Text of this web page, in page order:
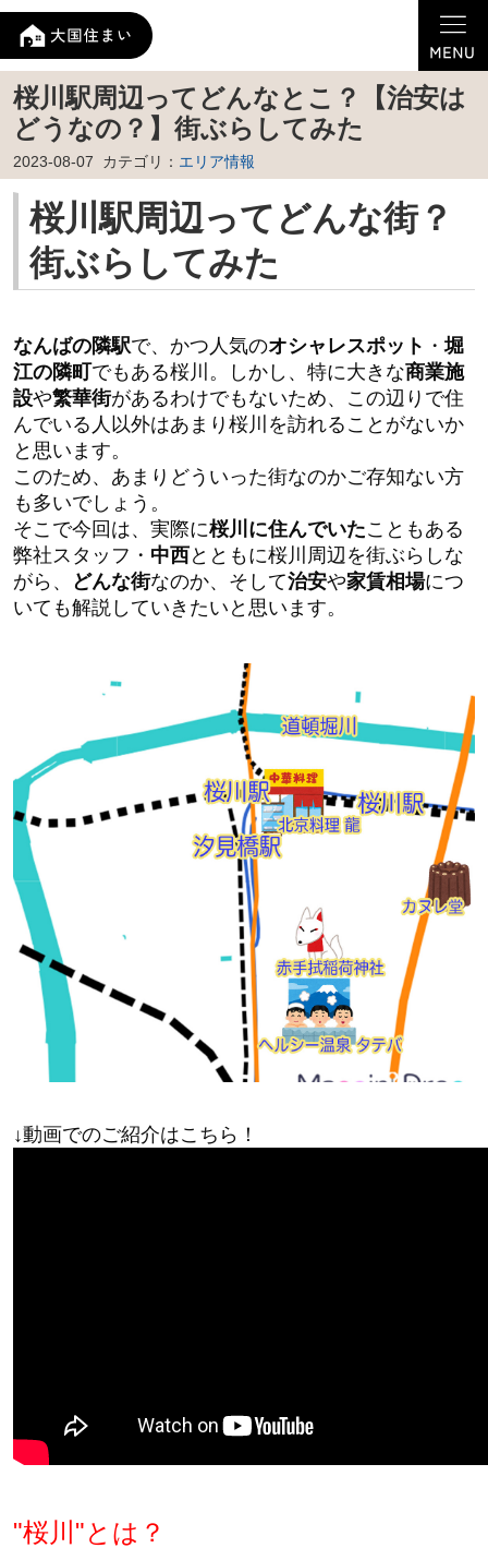
桜川駅周辺ってどんなとこ？【治安は
どうなの？】街ぶらしてみた
2023-08-07 カテゴリ： エリア情報
桜川駅周辺ってどんな街？
街ぶらしてみた
なんばの隣駅で、かつ人気のオシャレスポット ・堀
江の隣町でもある桜川。しかし、特に大きな商業施
設や繁華街があるわけでもないため、この辺りで住
んでいる人以外はあまり桜川を訪れることがないか
と思います。
このため、あまりどういった街なのかご存知ない方
も多いでしょう。
そこで今回は、実際に桜川に住んでいたこともある
弊社スタッフ・ 中西とともに桜川周辺を街ぶらしな
がら、 どんな街なのか、そして治安や家賃相場につ
いても解説していきたいと思います。
↓動画でのご紹介はこちら！
"桜川"とは？